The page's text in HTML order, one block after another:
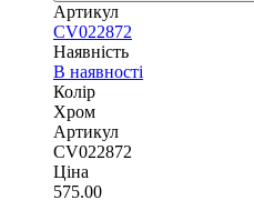
Артикул
CV022872
Наявність
В наявності
Колір
Хром
Артикул
CV022872
Ціна
575.00